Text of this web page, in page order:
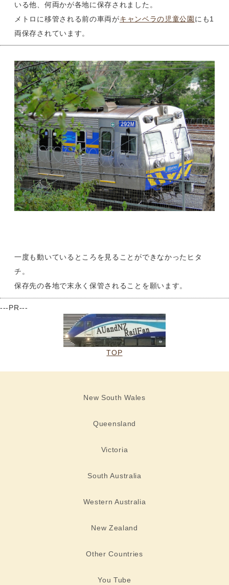
いる他、何両かが各地に保存されました。
メトロに移管される前の車両がキャンベラの児童公園 にも1
両保存されています。
一度も動いているところを見ることができなかったヒタ
チ。
保存先の各地で末永く保管されることを願います。
---PR---
TOP
New South Wales
Queensland
Victoria
South Australia
Western Australia
New Zealand
Other Countries
You Tube